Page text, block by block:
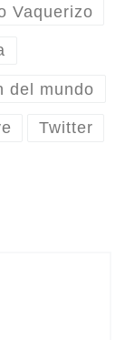
Vaquerizo
del mundo
Twitter